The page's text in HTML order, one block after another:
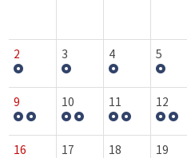
2 3 4 5
9 10 11 12
16 17 18 19